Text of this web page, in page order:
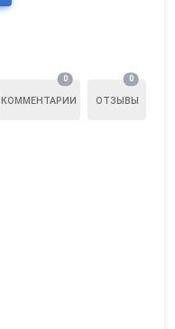
КОММЕНТАРИИ
0
ОТЗЫВЫ
0